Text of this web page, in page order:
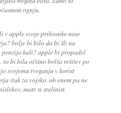
ognju.
apple svoje prihranke niso
bolje bi bilo da bi šli na
kali? apple bi propadel
to bi bila očitno bolša rešitev po
svojemu tveganju v korist
itak za vojsko. ob enem pa ne
matr si stalinist.